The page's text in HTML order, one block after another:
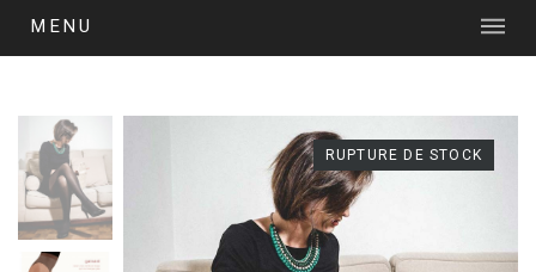
MENU
RUPTURE DE STOCK